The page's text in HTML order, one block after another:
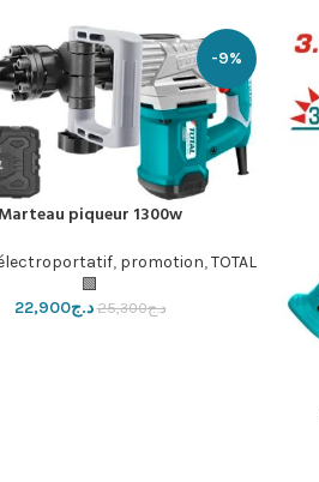
-9%
إضافة إلى السلةMarteau piqueur 1300w
, promotion,TOTAL
🟩
د.ج25,300 د.ج22,900